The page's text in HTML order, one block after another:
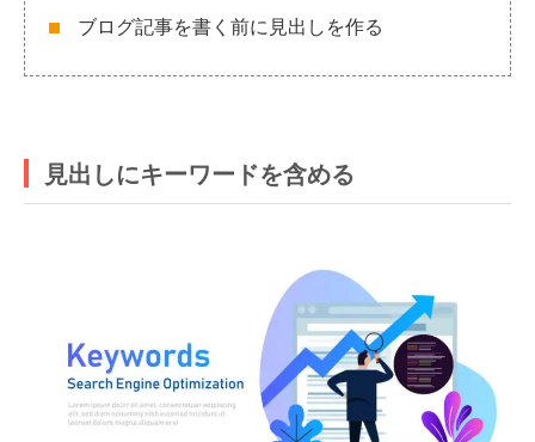
ブログ記事を書く前に見出しを作る
見出しにキーワードを含める